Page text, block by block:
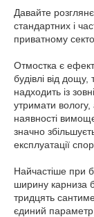
Давайте
стандартних і
приватному
Отмостка є
будівлі від
надходить із
утримати вологу,
наявності
значно
експлуатації
Найчастіше при
ширину карниза
тридцять
єдиний